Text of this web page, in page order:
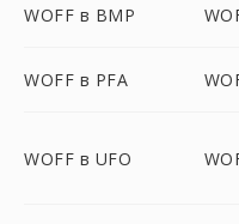
WOFF в BMP
WOFF в PFA
WOFF в UFO